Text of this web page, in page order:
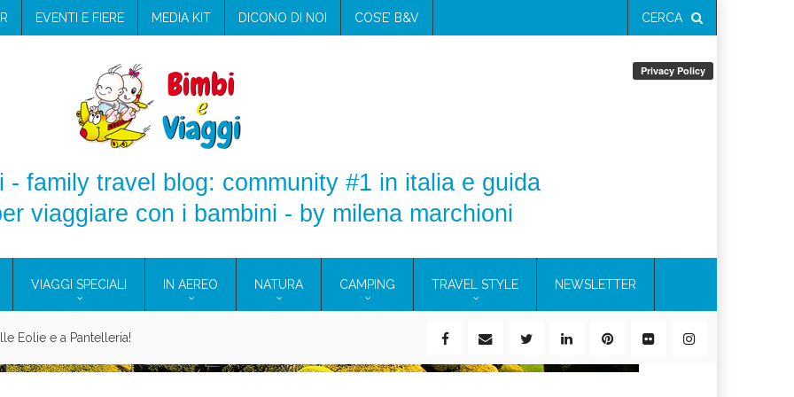
EVENTI E FIERE MEDIA KIT DICONO DI NOI COS’E’ B&V CERCA
- family travel blog: community #1 in italia e guida
viaggiare con i bambini - by milena marchioni
VIAGGI SPECIALI IN AEREO NATURA CAMPING TRAVEL STYLE NEWSLETTER
Eolie e a Pantelleria!